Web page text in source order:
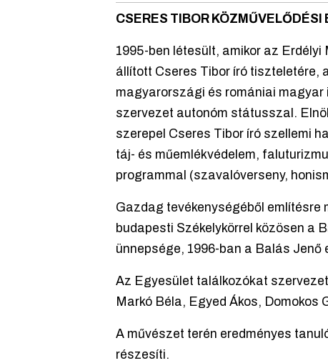
CSERES TIBOR KÖZMŰVELŐDÉSI
1995-ben létesült, amikor az
állított Cseres Tibor író tiszteletére,
magyarországi és romániai
szervezet autonóm státusszal.
szerepel Cseres Tibor író szellemi
táj- és műemlékvédelem,
programmal (szavalóverseny,
Gazdag tevékenységéből említésre
budapesti Székelykörrel közösen a
ünnepsége, 1996-ban a Balás
Az Egyesület találkozókat
Markó Béla, Egyed Ákos, Domokos
A művészet terén eredményes
részesíti.